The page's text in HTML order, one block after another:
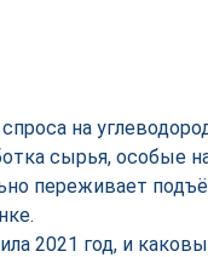
на
сырья, особые
переживает
2021 год, и каковы